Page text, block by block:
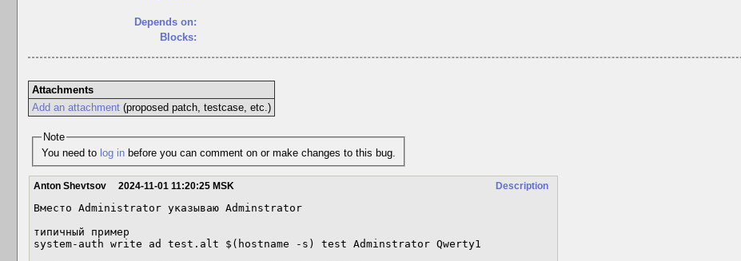
Depends on:
Blocks:
Attachments
Add an attachment(proposed patch, testcase, etc.)
Note
You need to log in before you can comment on or make changes to this bug.
Description
Anton Shevtsov 2024-11-01 11:20:25 MSK
Вместо Administrator указываю Adminstrator
типичный пример
system-auth write ad test.alt $(hostname -s) test Adminstrator Qwerty1